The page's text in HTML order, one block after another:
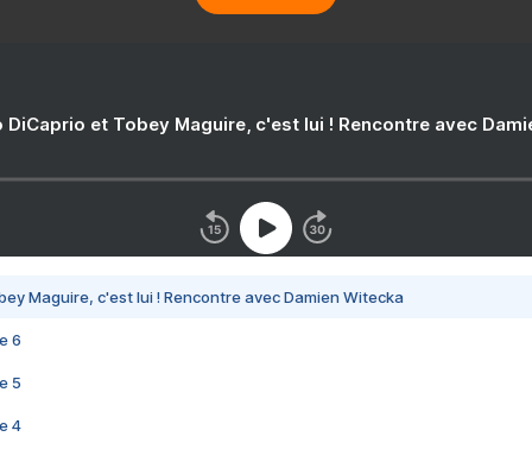
DiCaprio et Tobey Maguire, c'est lui ! Rencontre avec
Maguire, c'est lui ! Rencontre avec Damien Witecka
6
5
4